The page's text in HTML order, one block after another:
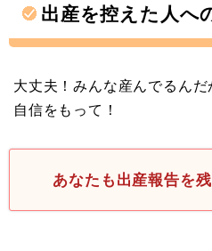
出産を控えた人へ
大丈夫！みんな産んでるんだ
自信をもって！
あなたも出産報告を